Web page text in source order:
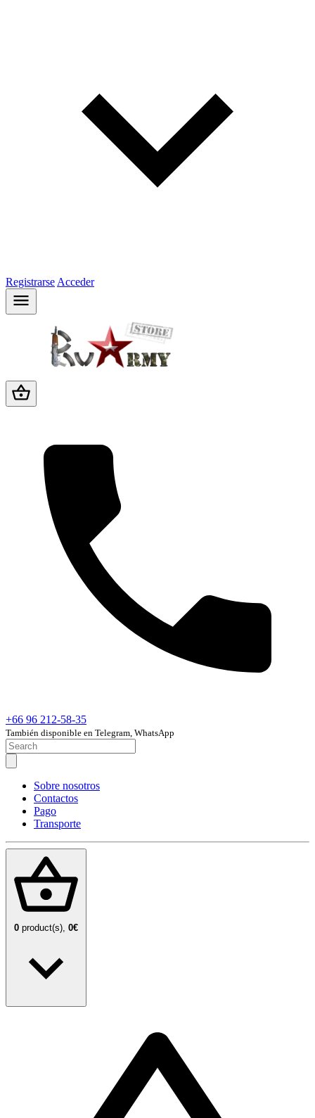
Registrarse Acceder
+66 96 212-58-35
También disponible en Telegram, WhatsApp
Sobre nosotros
Contactos
Pago
Transporte
0 product(s), 0€